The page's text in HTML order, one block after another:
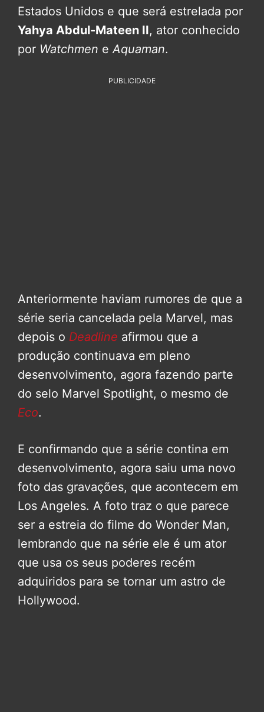
Estados Unidos e que será estrelada por
Yahya Abdul-Mateen II, ator conhecido
por Watchmen eAquaman.
PUBLICIDADE
Anteriormente haviam rumores de que a
série seria cancelada pela Marvel, mas
depois o Deadline afirmou que a
produção continuava em pleno
desenvolvimento, agora fazendo parte
do selo Marvel Spotlight, o mesmo de
Eco.
E confirmando que a série contina em
desenvolvimento, agora saiu uma novo
foto das gravações, que acontecem em
Los Angeles. A foto traz o que parece
ser a estreia do filme do Wonder Man,
lembrando que na série ele é um ator
que usa os seus poderes recém
adquiridos para se tornar um astro de
Hollywood.